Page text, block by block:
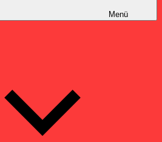
Menü